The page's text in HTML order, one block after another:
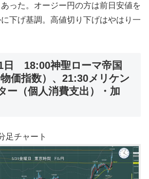
った。オージー円の方は前日安値を
下げ基調。高値切り下げはやはり一
18:00神聖ローマ帝国
価指数）、21:30メリケン
ー（個人消費支出）・加
チャート